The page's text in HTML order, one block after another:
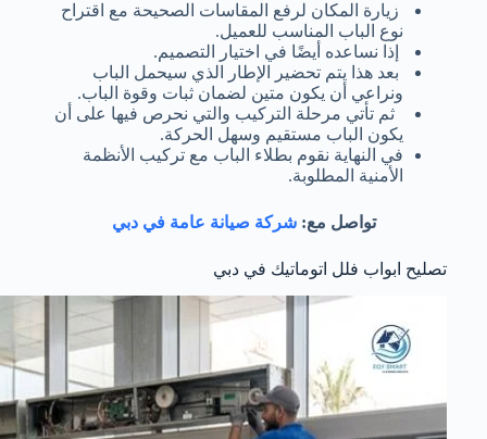
زيارة المكان لرفع المقاسات الصحيحة مع اقتراح
نوع الباب المناسب للعميل.
إذا نساعده أيضًا في اختيار التصميم.
بعد هذا يتم تحضير الإطار الذي سيحمل الباب
ونراعي أن يكون متين لضمان ثبات وقوة الباب.
ثم تأتي مرحلة التركيب والتي نحرص فيها على أن
يكون الباب مستقيم وسهل الحركة.
في النهاية نقوم بطلاء الباب مع تركيب الأنظمة
الأمنية المطلوبة.
تواصل مع:شركة صيانة عامة في دبي
تصليح ابواب فلل اتوماتيك في دبي